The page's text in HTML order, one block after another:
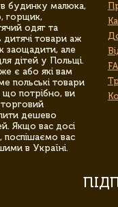
в будинку малюка,
горщик,
одяг та
товари аж
заощадити, але
дітей у Польщі.
є або які вам
польські товари
що потрібно, ви
дешево
Якщо вас досі
поспішаємо вас
в Україні.